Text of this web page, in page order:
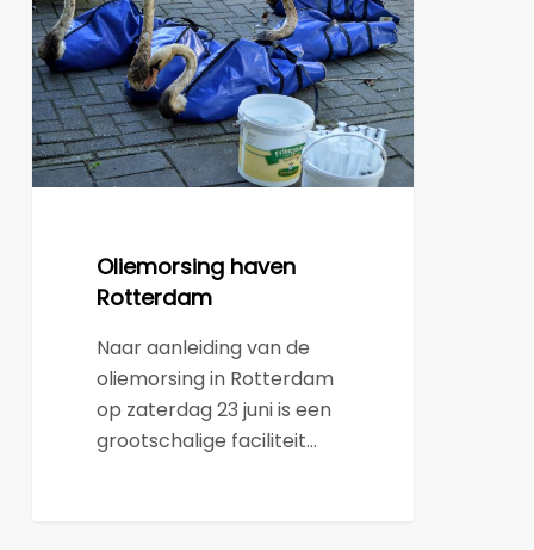
Rotterdam
Oliemorsing haven
Rotterdam
Naar aanleiding van de
oliemorsing in Rotterdam
op zaterdag 23 juni is een
grootschalige faciliteit…